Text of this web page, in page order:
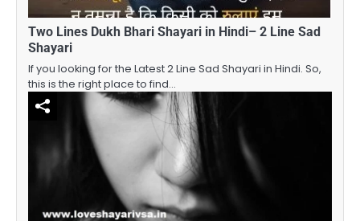
Two Lines Dukh Bhari Shayari in Hindi– 2 Line Sad
Shayari
If you looking for the Latest 2 Line Sad Shayari in Hindi. So,
this is the right place to find…